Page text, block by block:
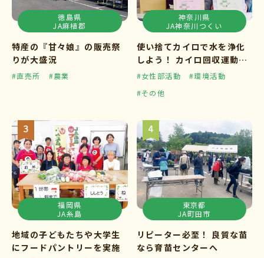
徳島県
JA麻植郡
特産の『甘々娘』の販売祭
りが大盛況
#直売所 #農業
神奈川県
JA神奈川つくい
使い捨てカイロで水を浄化
しよう！ カイロ回収運動ス
タート
#女性部活動
#環境活動
#その他
福岡県
JA糸島
地域の子どもたちや大学生
にフードパントリーを実施
東京都
JA町田市
リピーター必至！ 良質な苗
なら育苗センターへ